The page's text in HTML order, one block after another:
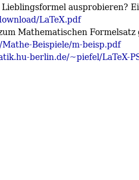
ausprobieren?
LaTeX.pdf
Mathematischen Formelsatz
Beispiele/m-beisp.pdf
berlin.de/~piefel/LaTeX-